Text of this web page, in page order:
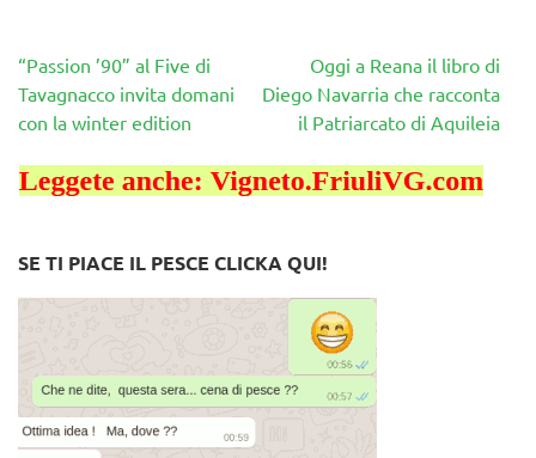
Navigazione
articoli
“Passion ’90” al Five di
Tavagnacco invita domani
con la winter edition
Oggi a Reana il libro di
Diego Navarria che racconta
il Patriarcato di Aquileia
SE TI PIACE IL PESCE CLICKA QUI!